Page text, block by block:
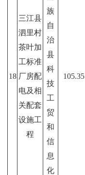
18
三江县
泗里村
茶叶加
工标准
厂房配
电及相
关配套
设施工
程
族
自
治
县
科
技
工
贸
和
信
息
化
105.35